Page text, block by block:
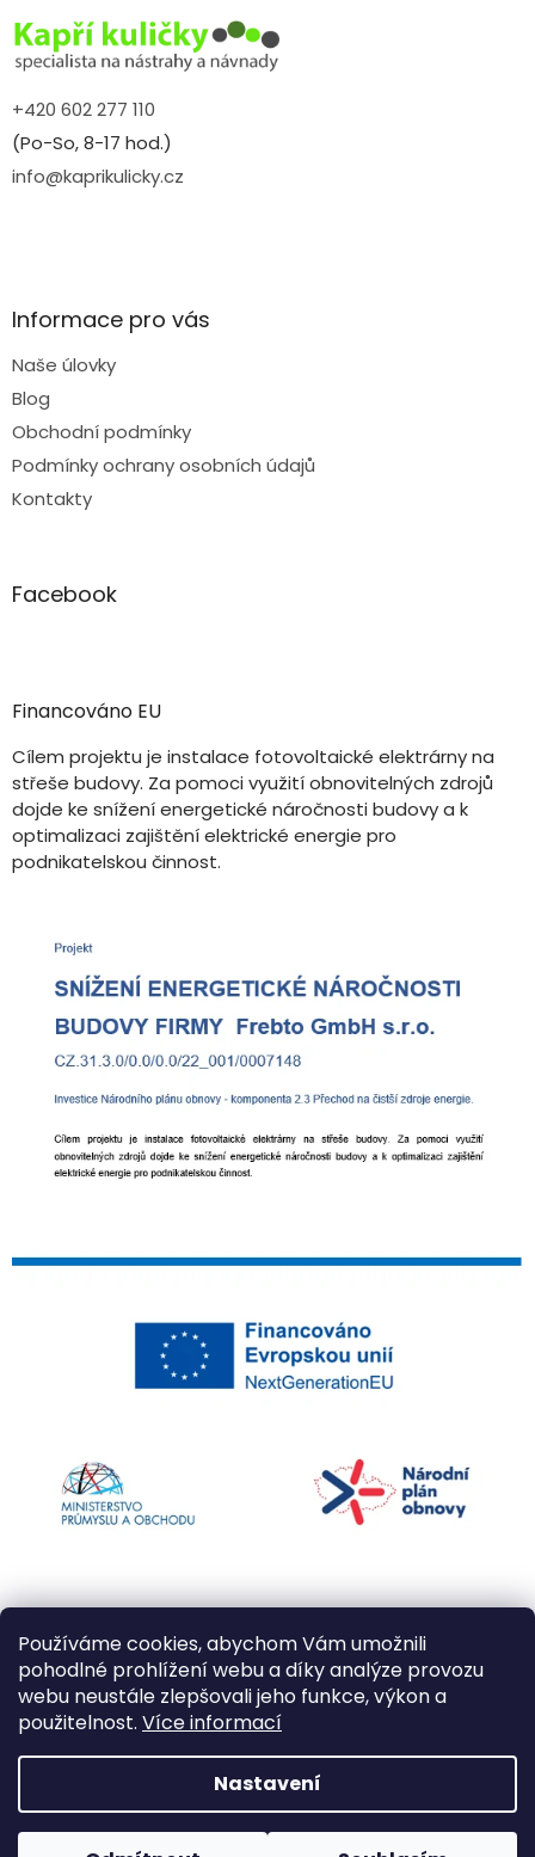
Používáme cookies, abychom Vám umožnili
pohodlné prohlížení webu a díky analýze provozu
webu neustále zlepšovali jeho funkce, výkon a
použitelnost. Více informací
Nastavení
+420 602 277 110
(Po-So, 8-17 hod.)
info@kaprikulicky.cz
Informace pro vás
Naše úlovky
Blog
Obchodní podmínky
Podmínky ochrany osobních údajů
Kontakty
Facebook
Financováno EU
Cílem projektu je instalace fotovoltaické elektrárny na
střeše budovy. Za pomoci využití obnovitelných zdrojů
dojde ke snížení energetické náročnosti budovy a k
optimalizaci zajištění elektrické energie pro
podnikatelskou činnost.
Vytvořil Shoptet
Copyright 2026Kapří kuličky. Všechna práva